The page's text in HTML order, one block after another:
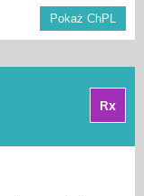
Pokaż ChPL
Rx